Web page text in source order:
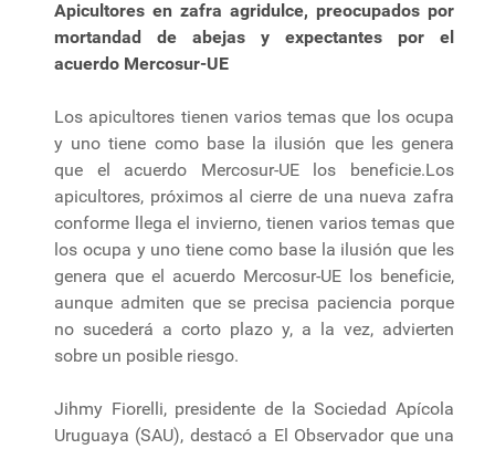
Apicultores en zafra agridulce, preocupados por
mortandad de abejas y expectantes por el
acuerdo Mercosur-UE
Los apicultores tienen varios temas que los ocupa
y uno tiene como base la ilusión que les genera
que el acuerdo Mercosur-UE los beneficie.Los
apicultores, próximos al cierre de una nueva zafra
conforme llega el invierno, tienen varios temas que
los ocupa y uno tiene como base la ilusión que les
genera que el acuerdo Mercosur-UE los beneficie,
aunque admiten que se precisa paciencia porque
no sucederá a corto plazo y, a la vez, advierten
sobre un posible riesgo.
Jihmy Fiorelli, presidente de la Sociedad Apícola
Uruguaya (SAU), destacó a El Observador que una